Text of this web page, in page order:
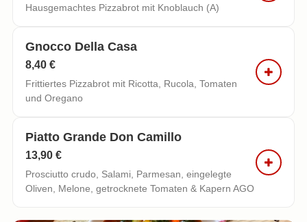
Hausgemachtes Pizzabrot mit Knoblauch (A)
Gnocco Della Casa
8,40 €
Frittiertes Pizzabrot mit Ricotta, Rucola, Tomaten
und Oregano
Piatto Grande Don Camillo
13,90 €
Prosciutto crudo, Salami, Parmesan, eingelegte
Oliven, Melone, getrocknete Tomaten & Kapern AGO